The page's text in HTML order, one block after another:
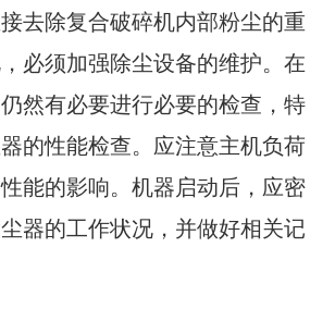
去除复合破碎机内部粉尘的重
必须加强除尘设备的维护。在
然有必要进行必要的检查，特
的性能检查。应注意主机负荷
能的影响。机器启动后，应密
器的工作状况，并做好相关记